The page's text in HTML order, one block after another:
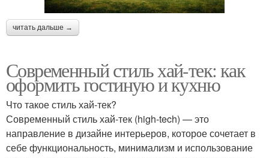
читать дальше →
Современный стиль хай-тек: как
оформить гостиную и кухню
Что такое стиль хай-тек?
Современный стиль хай-тек (high-tech) — это
направление в дизайне интерьеров, которое сочетает в
себе функциональность, минимализм и использование